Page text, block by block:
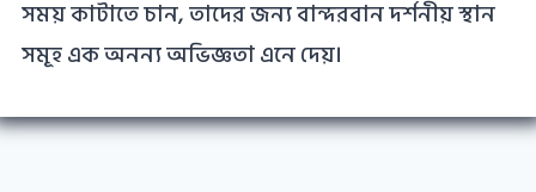
সময় কাটাতে চান, তাদের জন্য বান্দরবান দর্শনীয় স্থান
সমূহ এক অনন্য অভিজ্ঞতা এনে দেয়।